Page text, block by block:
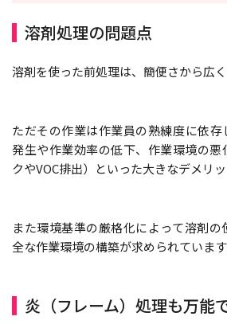
溶剤処理の問題点
溶剤を使った前処理は、簡便さから広く
ただその作業は作業員の熟練度に依存
発生や作業効率の低下、作業環境の悪
クやVOC排出）といった大きなデメリッ
また環境基準の厳格化によって溶剤
全な作業環境の構築が求められています
炎（フレーム）処理も万能